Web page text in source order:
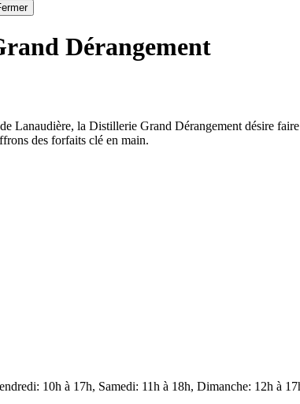
Dérangement
Lanaudière, la Distillerie Grand Dérangement désire
des forfaits clé en main.
10h à 17h, Samedi: 11h à 18h, Dimanche: 12h à